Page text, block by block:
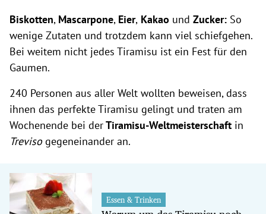
Biskotten, Mascarpone, Eier, Kakao und Zucker: So
wenige Zutaten und trotzdem kann viel schiefgehen.
Bei weitem nicht jedes Tiramisu ist ein Fest für den
Gaumen.
240 Personen aus aller Welt wollten beweisen, dass
ihnen das perfekte Tiramisu gelingt und traten am
Wochenende bei derTiramisu-Weltmeisterschaft in
Trevisogegeneinander an.
Essen & Trinken